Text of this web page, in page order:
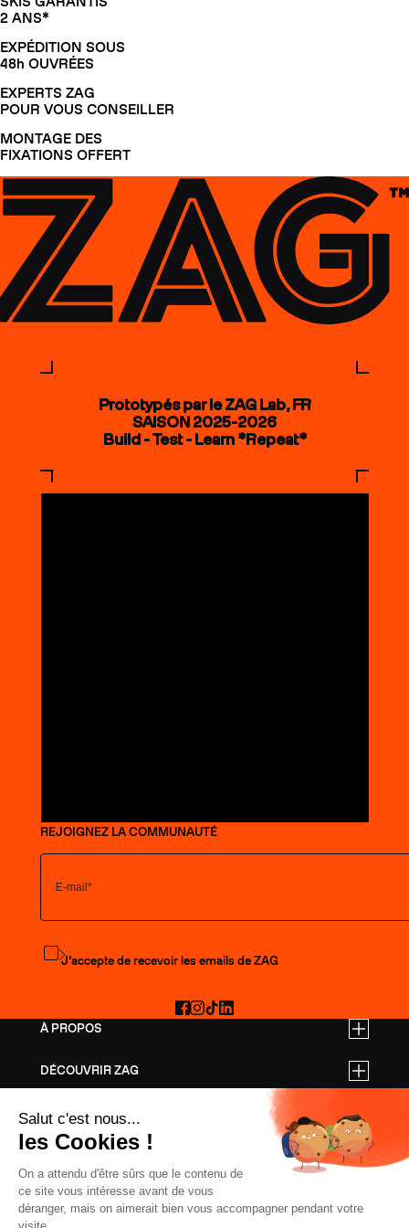
2 ANS*
EXPÉDITION SOUS
48h OUVRÉES
EXPERTS ZAG
POUR VOUS CONSEILLER
MONTAGE DES
FIXATIONS OFFERT
À PROPOS
DÉCOUVRIR ZAG
TARIFS PRO
AIDE
SKIS FREERIDE
Prototypés par le ZAG Lab, FR
SAISON 2025-2026
Build - Test - Learn *Repeat*
REJOIGNEZ LA COMMUNAUTÉ
S'abonner à la newsletter
J’accepte de recevoir les emails de ZAG
Facebook
Instagram
TikTokLinkedIn